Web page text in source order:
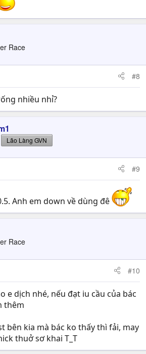
Race
#8
nhiều nhỉ?
Lão Làng GVN
#9
Anh em down về dùng đê
Race
#10
e dịch nhé, nếu đạt iu cầu của bác
thêm
bên kia mà bác ko thấy thì fải, may
thuở sơ khai T_T